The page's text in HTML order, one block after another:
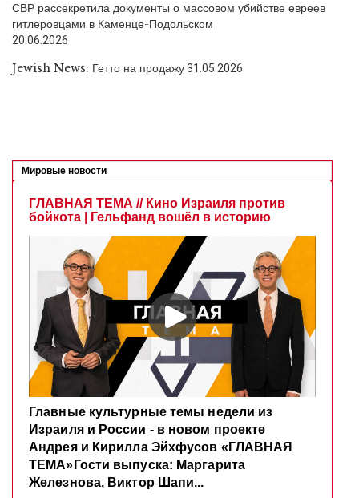
СВР рассекретила документы о массовом убийстве евреев
гитлеровцами в Каменце-Подольском
20.06.2026
Jewish News: Гетто на продажу31.05.2026